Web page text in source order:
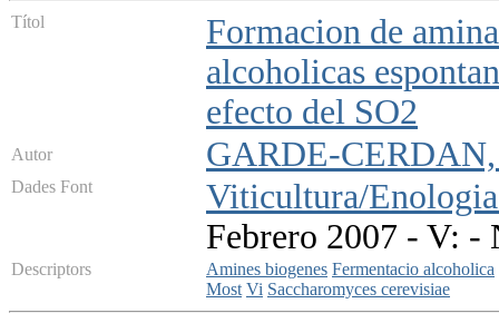
Títol
Formacion de
alcoholicas
efecto del SO2
Autor GARDE-CERDAN,
Dades Font
Viticultura/
Febrero 2007 - V: -
Descriptors Amines biogenes Fermentacio alcoholica
Most Vi Saccharomyces cerevisiae